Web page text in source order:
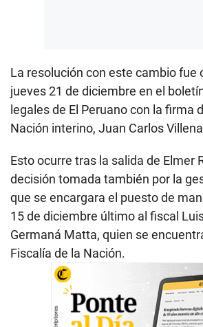
La resolución con este cambio fue
jueves 21 de diciembre en el
legales de El Peruano con la firma
Nación interino, Juan Carlos
Esto ocurre tras la salida de Elmer
decisión tomada también por la
que se encargara el puesto de
15 de diciembre último al fiscal
Germaná Matta, quien se
Fiscalía de la Nación.